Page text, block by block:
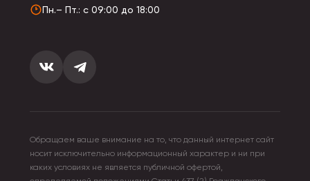
Пн.– Пт.: с 09:00 до 18:00
Обращаем ваше внимание на то, что данный интернет сайт
носит исключительно информационный характер и ни при
каких условиях не является публичной офертой,